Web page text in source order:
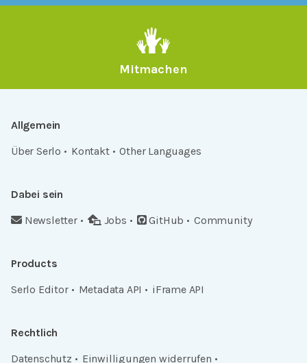
Mitmachen
Allgemein
Über Serlo
Kontakt Other Languages
Dabei sein
Newsletter
Jobs GitHub Community
Products
Serlo Editor
Metadata API iFrame API
Rechtlich
Datenschutz
Einwilligungen widerrufen